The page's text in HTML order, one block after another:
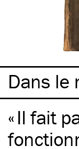
Dans le
Il fait